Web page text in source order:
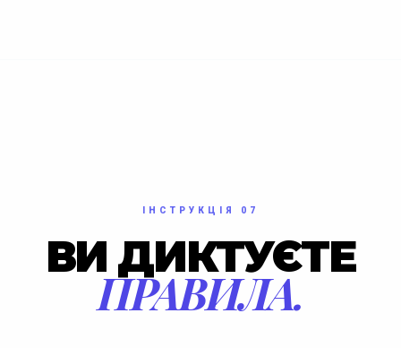
ІНСТРУКЦІЯ 07
ВИ ДИКТУЄТЕ
ПРАВИЛА.